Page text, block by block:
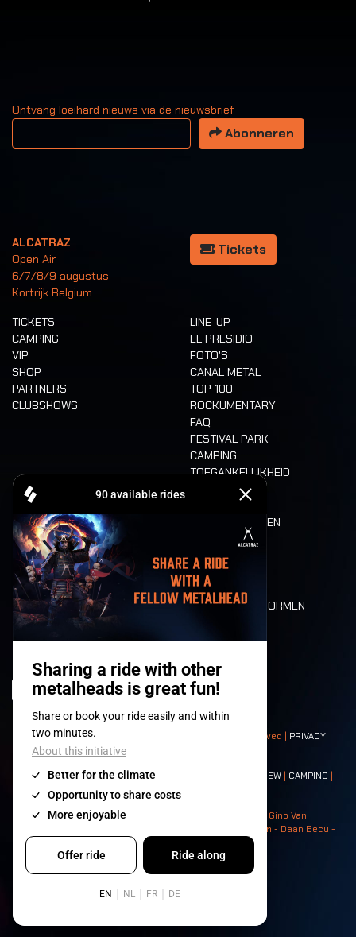
Ontvang loeihard nieuws via de nieuwsbrief
Uw email adres
Abonneren
ALCATRAZ
Open Air
6/7/8/9 augustus
Kortrijk Belgium
Tickets
TICKETS
CAMPING
VIP
SHOP
PARTNERS
CLUBSHOWS
LINE-UP
EL PRESIDIO
FOTO'S
CANAL METAL
TOP 100
ROCKUMENTARY
FAQ
FESTIVAL PARK
CAMPING
TOEGANKELIJKHEID
CASHLESS
ETEN EN DRINKEN
MOBILITEIT
LONE WOLVES
PLATTEGROND
DEATH RIDE
WAARDEN EN NORMEN
HISTORIEK
© 2008-2026- Apache Productions VZW – All rights reserved | PRIVACY
POLICY|ALGEMENE VOORWAARDEN
Contact:GENERAL| PARTNERSHIPS CREW CAMPING
| NEIGHBOURS
Photos: Ann Kermans - Hans Van Hoof - Eliaz Bruggeman - Gino Van
Lancker - Tim Tronckoe - Elsie Roymans - Stijn Verbruggen - Daan Becu -
Claus Christa - Devid Camerlynck